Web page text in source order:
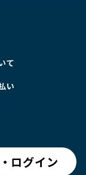
て
い
ログイン